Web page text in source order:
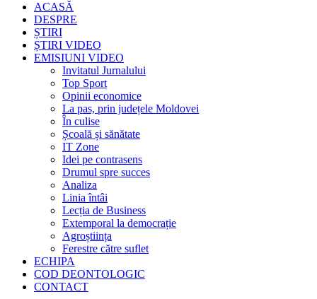
ACASĂ
DESPRE
ȘTIRI
ȘTIRI VIDEO
EMISIUNI VIDEO
Invitatul Jurnalului
Top Sport
Opinii economice
La pas, prin județele Moldovei
În culise
Școală și sănătate
IT Zone
Idei pe contrasens
Drumul spre succes
Analiza
Linia întâi
Lecția de Business
Extemporal la democrație
Agroștiința
Ferestre către suflet
ECHIPA
COD DEONTOLOGIC
CONTACT